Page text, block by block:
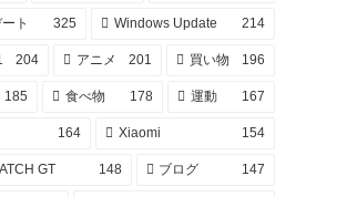
ト 325 Windows Update 214
204 アニメ 201 買い物 196
185 食べ物 178 運動 167
164 Xiaomi 154
GT 148 ブログ 147